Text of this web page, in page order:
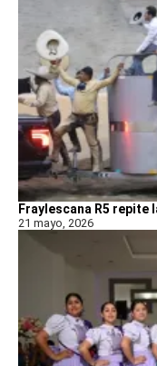
Fraylescana R5 repite
21 mayo, 2026